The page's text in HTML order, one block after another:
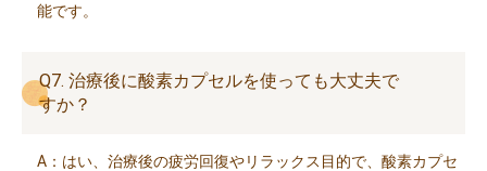
能です。
Q7. 治療後に酸素カプセルを使っても大丈夫で
すか？
A：はい、治療後の疲労回復やリラックス目的で、酸素カプセ